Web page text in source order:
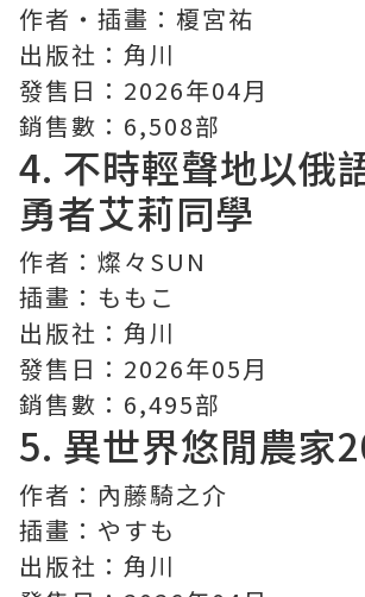
作者・插畫：榎宮祐
出版社：角川
發售日：2026年04月
銷售數：6,508部
4. 不時輕聲地以俄
勇者艾莉同學
作者：燦々SUN
插畫：ももこ
出版社：角川
發售日：2026年05月
銷售數：6,495部
5. 異世界悠閒農家
作者：內藤騎之介
插畫：やすも
出版社：角川